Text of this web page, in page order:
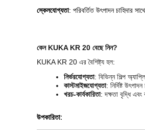
স্কেলযোগ্যতা: পরিবর্তিত উৎপাদন চাহিদার
কেন KUKA KR 20 বেছে নিন?
KUKA KR 20 এর বৈশিষ্ট্য হল:
নির্ভরযোগ্যতা: বিভিন্ন শিল্প
কাস্টমাইজযোগ্যতা: নির্দিষ্ট
খরচ-কার্যকারিতা: দক্ষতা বৃদ্ধি
উপকারিতা: